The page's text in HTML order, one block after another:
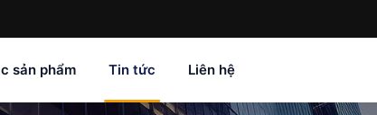
sản phẩm Tin tức Liên hệ